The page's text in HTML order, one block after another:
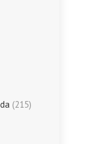
(215)